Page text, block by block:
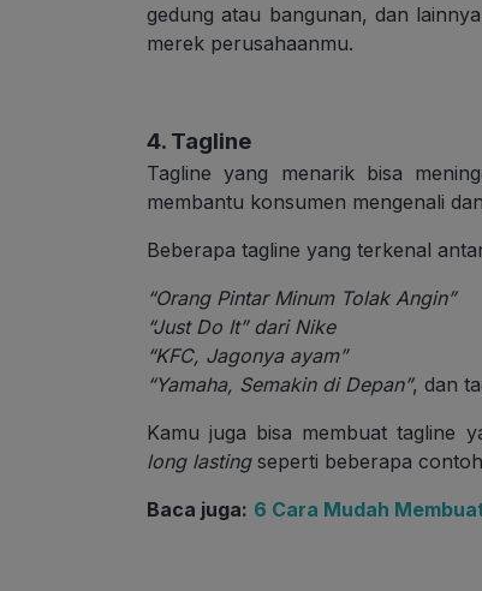
gedung atau bangunan, dan
merek perusahaanmu.
4. Tagline
Tagline yang menarik bisa
membantu konsumen mengenali
Beberapa tagline yang terkenal
“Orang Pintar Minum Tolak Angin”
“Just Do It” dari Nike
“KFC, Jagonya ayam”
“Yamaha, Semakin di Depan”, dan
Kamu juga bisa membuat tagline
long lastingseperti beberapa
Baca juga: 6 Cara Mudah